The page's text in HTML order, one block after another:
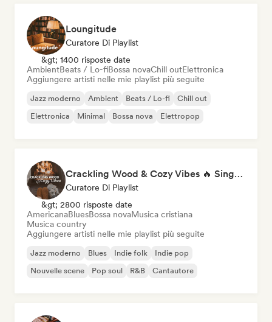
Loungitude
Curatore Di Playlist
&gt; 1400 risposte date
AmbientBeats / Lo-fiBossa novaChill outElettronica
Aggiungere artisti nelle mie playlist più seguite
Jazz moderno Ambient Beats / Lo-fi
Chill out
Elettronica
Minimal Bossa nova Elettropop
Crackling Wood & Cozy Vibes 🔥 Singer-Songwriter, Dream Pop & Bedroom Pop
Curatore Di Playlist
&gt; 2800 risposte date
AmericanaBluesBossa novaMusica cristiana
Musica country
Aggiungere artisti nelle mie playlist più seguite
Jazz moderno Blues Indie folk
Indie pop
Nouvelle scene
Pop soul R&B Cantautore